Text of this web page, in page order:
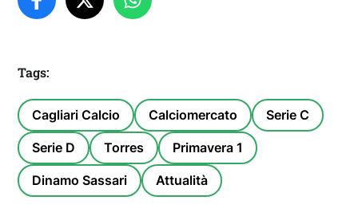
Tags:
Cagliari Calcio Calciomercato Serie C
Serie D Torres Primavera 1
Dinamo Sassari Attualità